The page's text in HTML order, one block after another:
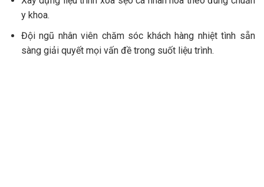
y khoa.
Đội ngũ nhân viên chăm sóc khách hàng nhiệt tình sẵn
sàng giải quyết mọi vấn đề trong suốt liệu trình.